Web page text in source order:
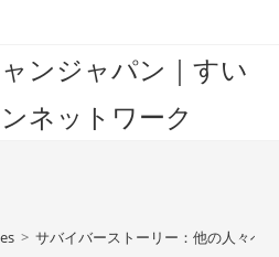
ンジャパン｜すい
ネットワーク
> サバイバーストーリー：他の人々へ